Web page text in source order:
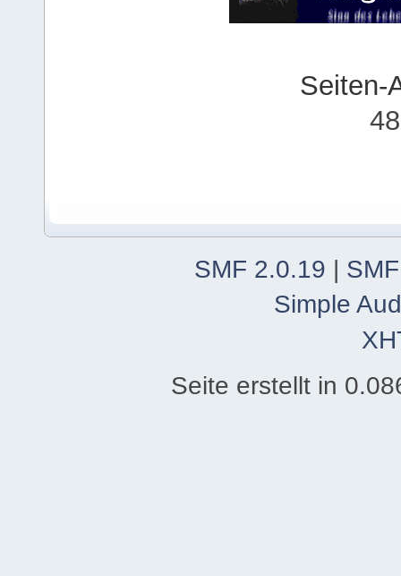
Seiten-
SMF 2.0.19
Simple
Seite erstellt in